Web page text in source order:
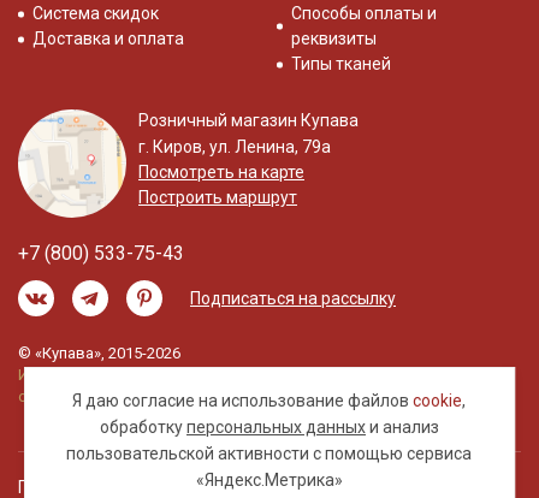
Я даю согласие на использование файловcookie,
обработкуперсональных данныхи анализ
пользовательской активности с помощью сервиса
«Яндекс.Метрика»
Система скидок
Доставка и оплата
Способы оплаты и
реквизиты
Типы тканей
Розничный магазин Купава
г. Киров, ул. Ленина, 79а
Посмотреть на карте
Построить маршрут
+7 (800) 533-75-43
Подписаться на рассылку
© «Купава», 2015-2026
Информация на сайте не является публичной
офертой.
Правовая информация